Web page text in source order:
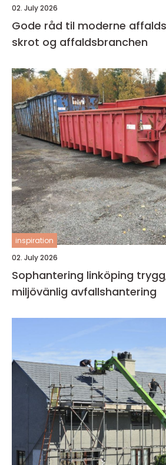
02. July 2026
Gode råd til moderne
skrot og affaldsbranchen
inspiration
02. July 2026
Sophantering linköping trygg, effektiv och
miljövänlig avfallshantering